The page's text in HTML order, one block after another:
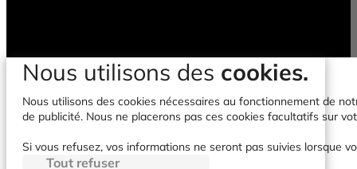
Nous utilisons des cookies.
Nous utilisons des cookies nécessaires au fonctionnement de
de publicité. Nous ne placerons pas ces cookies facultatifs sur
Si vous refusez, vos informations ne seront pas suivies lorsque
Tout refuser